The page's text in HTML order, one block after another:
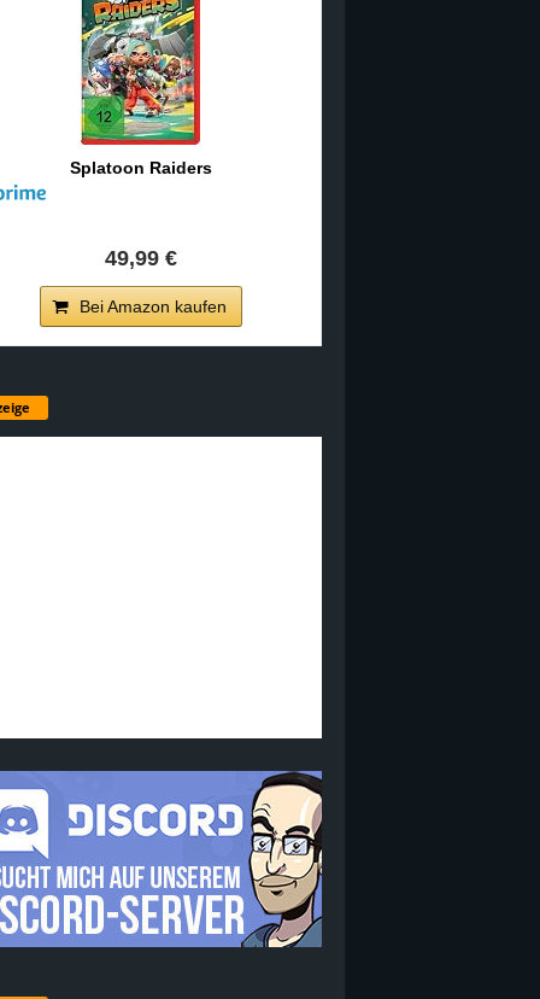
Splatoon Raiders
49,99 €
Bei Amazon kaufen